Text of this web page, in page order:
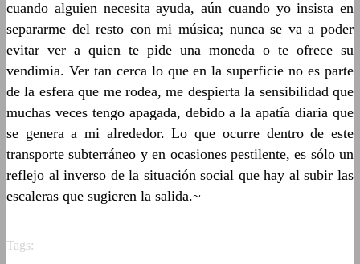
cuando alguien necesita ayuda, aún cuando yo insista en
separarme del resto con mi música; nunca se va a poder
evitar ver a quien te pide una moneda o te ofrece su
vendimia. Ver tan cerca lo que en la superficie no es parte
de la esfera que me rodea, me despierta la sensibilidad que
muchas veces tengo apagada, debido a la apatía diaria que
se genera a mi alrededor. Lo que ocurre dentro de este
transporte subterráneo y en ocasiones pestilente, es sólo un
reflejo al inverso de la situación social que hay al subir las
escaleras que sugieren la salida.~
Tags: